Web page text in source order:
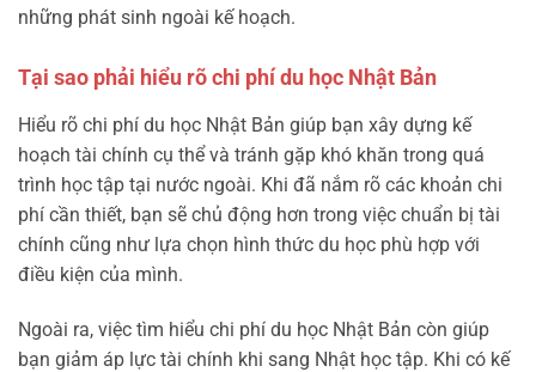
những phát sinh ngoài kế hoạch.
Tại sao phải hiểu rõ chi phí du học Nhật Bản
Hiểu rõ chi phí du học Nhật Bản giúp bạn xây dựng kế
hoạch tài chính cụ thể và tránh gặp khó khăn trong quá
trình học tập tại nước ngoài. Khi đã nắm rõ các khoản chi
phí cần thiết, bạn sẽ chủ động hơn trong việc chuẩn bị tài
chính cũng như lựa chọn hình thức du học phù hợp với
điều kiện của mình.
Ngoài ra, việc tìm hiểu chi phí du học Nhật Bản còn giúp
bạn giảm áp lực tài chính khi sang Nhật học tập. Khi có kế